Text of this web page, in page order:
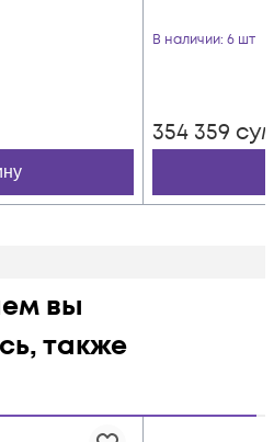
В наличии: 6 шт
354 359
вы
также